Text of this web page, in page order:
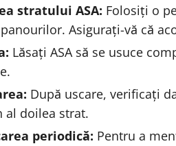
stratului ASA: Folosiți o
Asigurați-vă că
Lăsați ASA să se usuce
După uscare, verificați
al doilea strat.
periodică: Pentru a